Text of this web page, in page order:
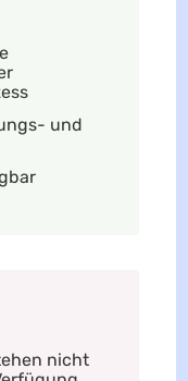
und
nicht